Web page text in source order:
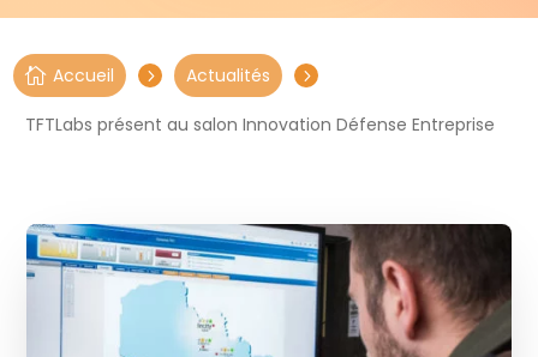
 Accueil 5 Actualités 5
TFTLabs présent au salon Innovation Défense Entreprise